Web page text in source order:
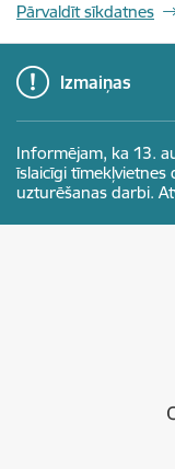
Pārvaldīt sīkdatnes
Izmaiņas
Informējam, ka 13.
īslaicīgi
uzturēšanas darbi.